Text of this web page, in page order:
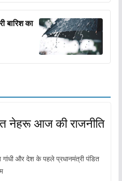
बारिश का
नेहरू आज की राजनीति
गांधी और देश के पहले प्रधानमंत्री पंडित